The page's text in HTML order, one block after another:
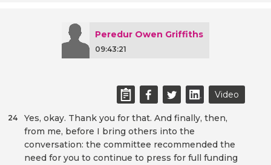
Peredur Owen Griffiths
09:43:21
Video
Yes, okay. Thank you for that. And finally, then,
from me, before I bring others into the
conversation: the committee recommended the
need for you to continue to press for full funding
24